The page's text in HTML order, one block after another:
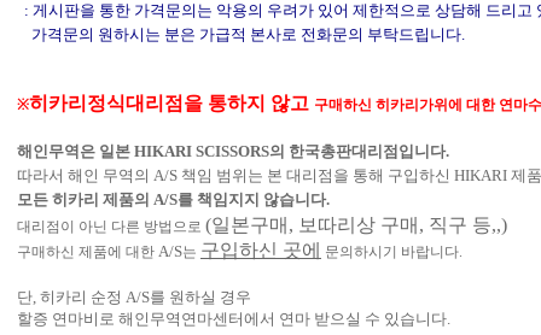
: 게시판을 통한 가격문의는 악용의 우려가 있어 제한적으로 상담해 드리고
가격문의 원하시는 분은 가급적 본사로 전화문의 부탁드립니다.
※히카리정식대리점을 통하지 않고 구매하신 히카리가위에 대한 연마
해인무역은 일본 HIKARI SCISSORS의 한국총판대리점입니다.
따라서 해인 무역의 A/S 책임 범위는 본 대리점을 통해 구입하신 HIKARI 제
모든 히카리 제품의 A/S를 책임지지 않습니다.
대리점이 아닌 다른 방법으로 (일본구매 , 보따리상 구매 , 직구 등,,)
구매하신 제품에 대한 A/S는 구입하신 곳에 문의하시기 바랍니다.
단, 히카리 순정 A/S를 원하실 경우
할증 연마비로 해인무역연마센터에서 연마 받으실 수 있습니다.